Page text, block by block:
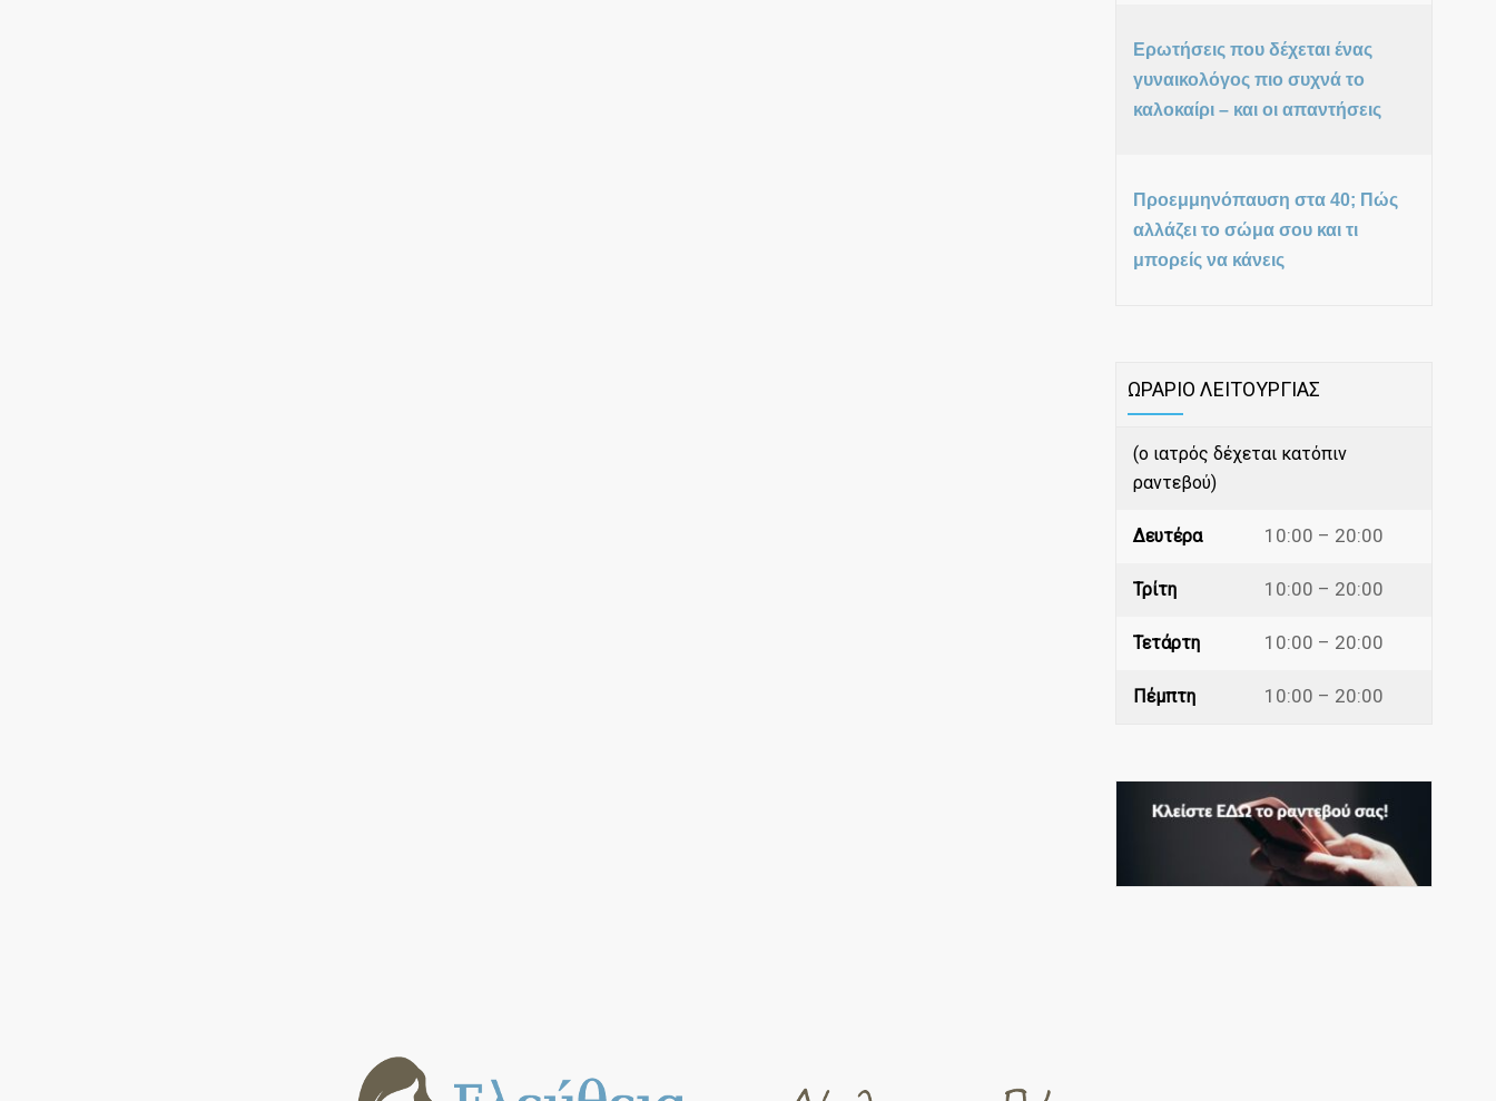
Ερωτήσεις που δέχεται ένας
γυναικολόγος πιο συχνά το
καλοκαίρι – και οι απαντήσεις
Προεμμηνόπαυση στα 40; Πώς
αλλάζει το σώμα σου και τι
μπορείς να κάνεις
ΩΡΑΡΙΟ ΛΕΙΤΟΥΡΓΙΑΣ
(ο ιατρός δέχεται κατόπιν
ραντεβού)
Δευτέρα 10:00 – 20:00
Τρίτη 10:00 – 20:00
Τετάρτη 10:00 – 20:00
Πέμπτη 10:00 – 20:00